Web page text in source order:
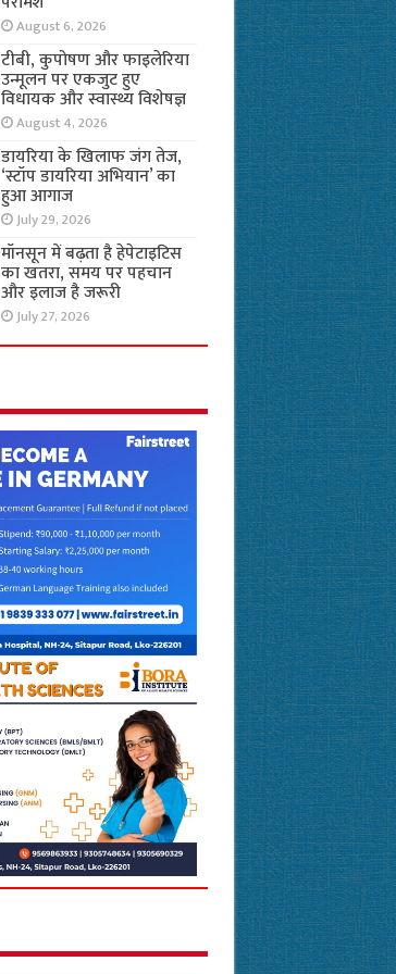
August 6, 2026
टीबी, कुपोषण और फाइलेरिया
उन्मूलन पर एकजुट हुए
विधायक और स्वास्थ्य विशेषज्ञ
August 4, 2026
डायरिया के खिलाफ जंग तेज,
‘स्टॉप डायरिया अभियान’ का
हुआ आगाज
July 29, 2026
मॉनसून में बढ़ता है हेपेटाइटिस
का खतरा, समय पर पहचान
और इलाज है जरूरी
July 27, 2026